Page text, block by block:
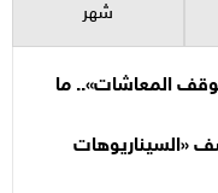
شهر
المعاشات».. ما
«السيناريوهات